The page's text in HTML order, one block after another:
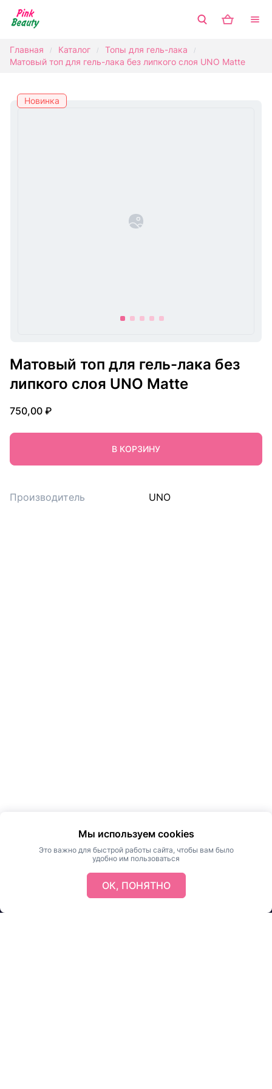
Главная / Каталог / Топы для гель-лака /
Матовый топ для гель-лака без липкого слоя UNO Matte
Новинка
itemitemitemitemitem
1
of
5
Матовый топ для гель-лака без
липкого слоя UNO Matte
750,00 ₽
В КОРЗИНУ
Производитель UNO
Мы используем cookies
Это важно для быстрой работы сайта, чтобы вам было
удобно им пользоваться
ОК, ПОНЯТНО